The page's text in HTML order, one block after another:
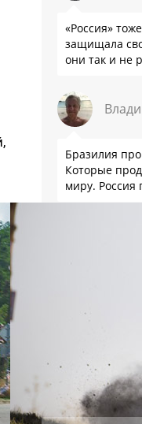
«Россия»
защищала
они так и не
Бразилия
Которые
миру. Россия
Наша